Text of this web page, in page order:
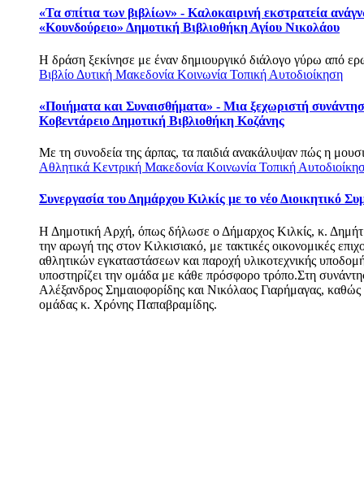
«Τα σπίτια των βιβλίων» - Καλοκαιρινή εκστρατεία
«Κουνδούρειο» Δημοτική Βιβλιοθήκη Αγίου Νικολάου
Η δράση ξεκίνησε με έναν δημιουργικό διάλογο γύρω από
Βιβλίο Δυτική Μακεδονία Κοινωνία Τοπική Αυτοδιοίκηση
«Ποιήματα και Συναισθήματα» - Μια ξεχωριστή
Κοβεντάρειο Δημοτική Βιβλιοθήκη Κοζάνης
Με τη συνοδεία της άρπας, τα παιδιά ανακάλυψαν πώς η
Αθλητικά Κεντρική Μακεδονία Κοινωνία Τοπική
Συνεργασία του Δημάρχου Κιλκίς με το νέο Διοικητικό
Η Δημοτική Αρχή, όπως δήλωσε ο Δήμαρχος Κιλκίς, κ.
την αρωγή της στον Κιλκισιακό, με τακτικές οικονομικές
αθλητικών εγκαταστάσεων και παροχή υλικοτεχνικής
υποστηρίζει την ομάδα με κάθε πρόσφορο τρόπο.Στη
Αλέξανδρος Σημαιοφορίδης και Νικόλαος Γιαρήμαγας, καθώς
ομάδας κ. Χρόνης Παπαβραμίδης.